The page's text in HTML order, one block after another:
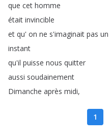
que cet homme
était invincible
et qu' on ne s'imaginait pas un
instant
qu'il puisse nous quitter
aussi soudainement
Dimanche après midi,
1